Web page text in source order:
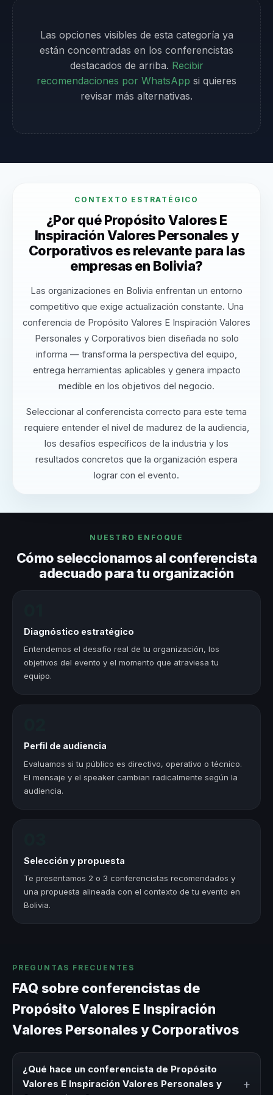
Las opciones visibles de esta categoría ya
están concentradas en los conferencistas
destacados de arriba. Recibir
recomendaciones por WhatsApp si quieres
revisar más alternativas.
CONTEXTO ESTRATÉGICO
¿Por qué Propósito Valores E
Inspiración Valores Personales y
Corporativos es relevante para las
empresas en Bolivia?
Las organizaciones en Bolivia enfrentan un entorno
competitivo que exige actualización constante. Una
conferencia de Propósito Valores E Inspiración Valores
Personales y Corporativos bien diseñada no solo
informa — transforma la perspectiva del equipo,
entrega herramientas aplicables y genera impacto
medible en los objetivos del negocio.
Seleccionar al conferencista correcto para este tema
requiere entender el nivel de madurez de la audiencia,
los desafíos específicos de la industria y los
resultados concretos que la organización espera
lograr con el evento.
NUESTRO ENFOQUE
Cómo seleccionamos al conferencista
adecuado para tu organización
Diagnóstico estratégico
Entendemos el desafío real de tu organización, los
objetivos del evento y el momento que atraviesa tu
equipo.
Perfil de audiencia
Evaluamos si tu público es directivo, operativo o técnico.
El mensaje y el speaker cambian radicalmente según la
audiencia.
Selección y propuesta
Te presentamos 2 o 3 conferencistas recomendados y
una propuesta alineada con el contexto de tu evento en
Bolivia.
PREGUNTAS FRECUENTES
FAQ sobre conferencistas de
Propósito Valores E Inspiración
Valores Personales y Corporativos
¿Qué hace un conferencista de Propósito
Valores E Inspiración Valores Personales y
+